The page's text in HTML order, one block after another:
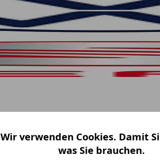
Wir verwenden Cookies. Damit
was Sie brauchen.